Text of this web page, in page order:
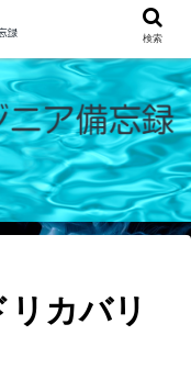
カバリ
検索